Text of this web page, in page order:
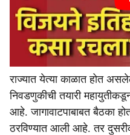
राज्यात येत्या काळात होत
निवडणुकीची तयारी
आहे. जागावाटपाबाबत बैठका
ठरविण्यात आली आहे. तर